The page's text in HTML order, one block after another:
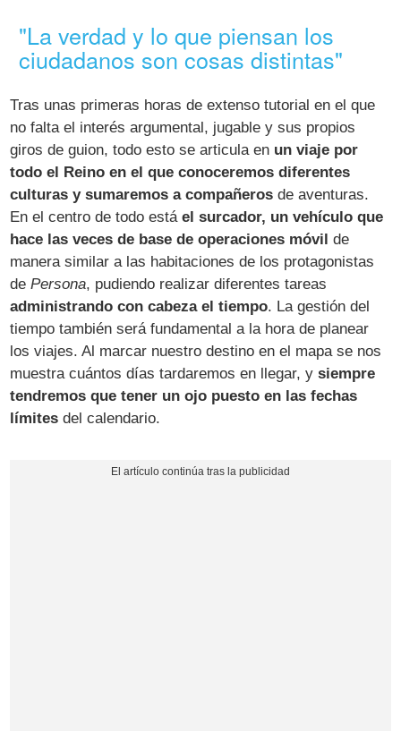
"La verdad y lo que piensan los
ciudadanos son cosas distintas"
Tras unas primeras horas de extenso tutorial en el que
no falta el interés argumental, jugable y sus propios
giros de guion, todo esto se articula en un viaje por
todo el Reino en el que conoceremos diferentes
culturas y sumaremos a compañeros de aventuras.
En el centro de todo estáel surcador, un vehículo que
hace las veces de base de operaciones móvil de
manera similar a las habitaciones de los protagonistas
dePersona, pudiendo realizar diferentes tareas
administrando con cabeza el tiempo. La gestión del
tiempo también será fundamental a la hora de planear
los viajes. Al marcar nuestro destino en el mapa se nos
muestra cuántos días tardaremos en llegar, ysiempre
tendremos que tener un ojo puesto en las fechas
límites del calendario.